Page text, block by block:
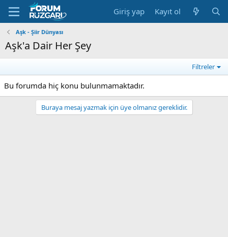
Giriş yap Kayıt ol
Aşk - Şiir Dünyası
Aşk'a Dair Her Şey
Filtreler
Bu forumda hiç konu bulunmamaktadır.
Buraya mesaj yazmak için üye olmanız gereklidir.